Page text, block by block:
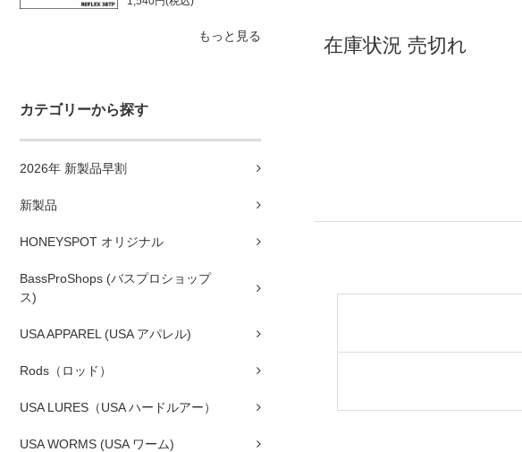
もっと見る
カテゴリーから探す
2026年 新製品早割
新製品
HONEYSPOT オリジナル
BassProShops (バスプロショップ
ス)
USA APPAREL (USA アパレル)
Rods（ロッド）
USA LURES（USA ハードルアー）
USA WORMS (USA ワーム)
在庫状況 売切れ